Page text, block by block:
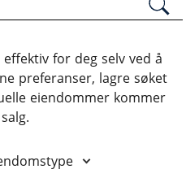
for deg selv ved å
preferanser, lagre søket
eiendommer kommer